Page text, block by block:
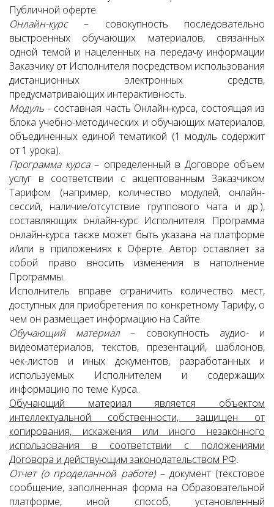
Публичной оферте.
Онлайн-курс– совокупность последовательно
выстроенных обучающих материалов, связанных
одной темой и нацеленных на передачу информации
Заказчику от Исполнителя посредством использования
дистанционных электронных средств,
предусматривающих интерактивность.
Модуль - составная часть Онлайн-курса, состоящая из
блока учебно-методических и обучающих материалов,
объединенных единой тематикой (1 модуль содержит
от 1 урока).
Программа курса– определенный в Договоре объем
услуг в соответствии с акцептованным Заказчиком
Тарифом (например, количество модулей, онлайн-
сессий, наличие/отсутствие группового чата и др.),
составляющих онлайн-курс Исполнителя. Программа
онлайн-курса также может быть указана на платформе
и/или в приложениях к Оферте. Автор оставляет за
собой право вносить изменения в наполнение
Программы.
Исполнитель вправе ограничить количество мест,
доступных для приобретения по конкретному Тарифу, о
чем он размещает информацию на Сайте.
Обучающий материал– совокупность аудио- и
видеоматериалов, текстов, презентаций, шаблонов,
чек-листов и иных документов, разработанных и
используемых Исполнителем и содержащих
информацию по теме Курса.
Обучающий материал является объектом
интеллектуальной собственности, защищен от
копирования, искажения или иного незаконного
использования в соответствии с положениями
Договора и действующим законодательством РФ.
Отчет (о проделанной работе) – документ (текстовое
сообщение, заполненная форма на Образовательной
платформе, иной способ, установленный